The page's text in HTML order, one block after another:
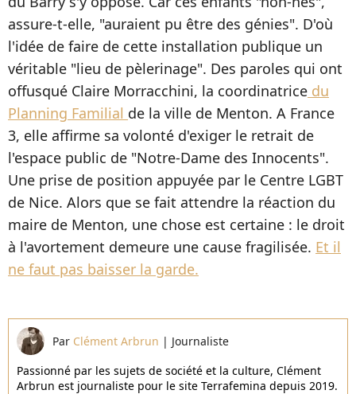
assure-t-elle, "auraient pu être des génies". D'où
l'idée de faire de cette installation publique un
véritable "lieu de pèlerinage". Des paroles qui ont
offusqué Claire Morracchini, la coordinatrice du
Planning Familial de la ville de Menton. A France
3, elle affirme sa volonté d'exiger le retrait de
l'espace public de "Notre-Dame des Innocents".
Une prise de position appuyée par le Centre LGBT
de Nice. Alors que se fait attendre la réaction du
maire de Menton, une chose est certaine : le droit
à l'avortement demeure une cause fragilisée. Et il
ne faut pas baisser la garde.
Par Clément Arbrun | Journaliste
Passionné par les sujets de société et la culture, Clément
Arbrun est journaliste pour le site Terrafemina depuis 2019.